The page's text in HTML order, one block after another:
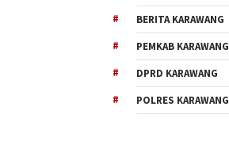
BERITA KARAWANG
PEMKAB KARAWANG
DPRD KARAWANG
POLRES KARAWANG